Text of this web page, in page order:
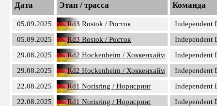
Дата Этап / трасса Команда
05.09.2025 Rd3 Rostok / Росток
Independent
05.09.2025
Rd3 Rostok / Росток
Independent
29.08.2025
Rd2 Hockenheim / Хоккенхайм
Independent
29.08.2025
Rd2 Hockenheim / Хоккенхайм
Independent
22.08.2025
Rd1 Norisring / Норисринг
Independent
22.08.2025
Rd1 Norisring / Норисринг Independent